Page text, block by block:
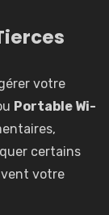
votre
Portable Wi-
certains
votre